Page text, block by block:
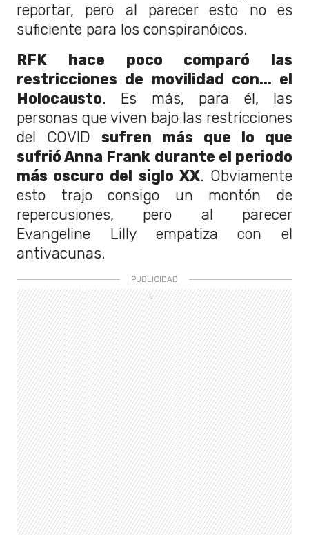
reportar, pero al parecer esto no es
suficiente para los conspiranóicos.
RFK hace poco comparó las
restricciones de movilidad con... el
Holocausto. Es más, para él, las
personas que viven bajo las restricciones
del COVID sufren más que lo que
sufrió Anna Frank durante el periodo
más oscuro del siglo XX. Obviamente
esto trajo consigo un montón de
repercusiones, pero al parecer
Evangeline Lilly empatiza con el
antivacunas.